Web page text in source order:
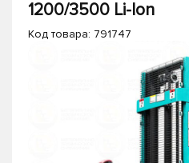
1200/3500 Li-Ion
Код товара: 791747